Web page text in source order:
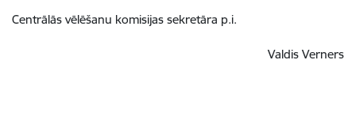
Centrālās vēlēšanu komisijas sekretāra p.i.
Valdis Verners